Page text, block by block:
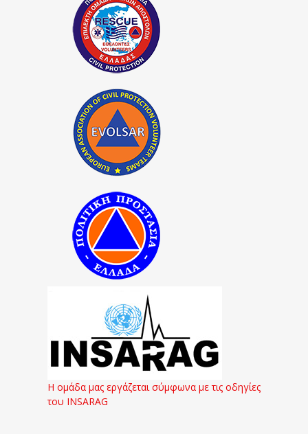
Η ομάδα μας εργάζεται σύμφωνα με τις οδηγίες
του INSARAG